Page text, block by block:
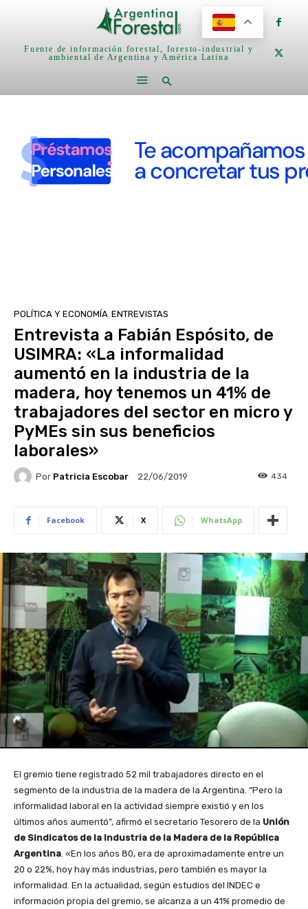
Fuente de información forestal, foresto-industrial y
ambiental de Argentina y América Latina
POLÍTICA Y ECONOMÍA ENTREVISTAS
Entrevista a Fabián Espósito, de
USIMRA: «La informalidad
aumentó en la industria de la
madera, hoy tenemos un 41% de
trabajadores del sector en micro y
PyMEs sin sus beneficios
laborales»
Por Patricia Escobar 22/06/2019 434
Facebook X WhatsApp
El gremio tiene registrado 52 mil trabajadores directo en el
segmento de la industria de la madera de la Argentina. “Pero la
informalidad laboral en la actividad siempre existió y en los
últimos años aumentó”, afirmó el secretario Tesorero de la Unión
de Sindicatos de la Industria de la Madera de la República
Argentina. «En los años 80, era de aproximadamente entre un
20 o 22%, hoy hay más industrias, pero también es mayor la
informalidad. En la actualidad, según estudios del INDEC e
información propia del gremio, se alcanza a un 41% promedio de